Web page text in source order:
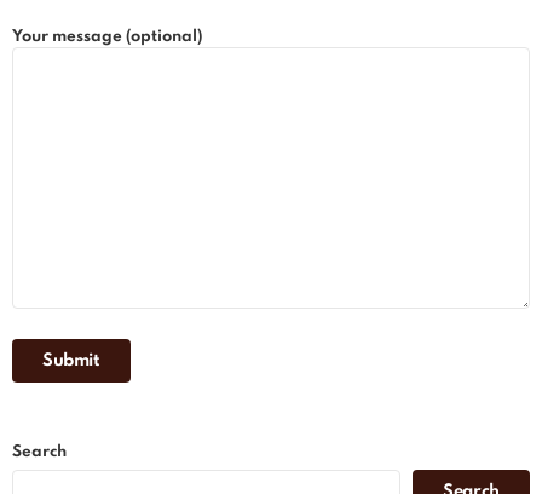
Your message (optional)
Search